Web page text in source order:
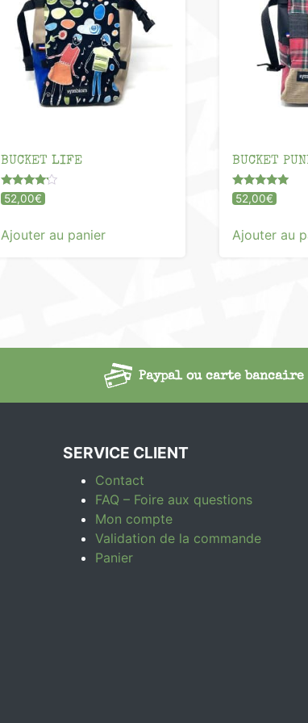
BUCKET LIFE
Note
4.00
52,00€
Ajouter au panier
BUCKET
Note
5.00
52,00€
Ajouter au
Paypal ou carte bancaire
SERVICE CLIENT
Contact
FAQ – Foire aux questions
Mon compte
Validation de la commande
Panier